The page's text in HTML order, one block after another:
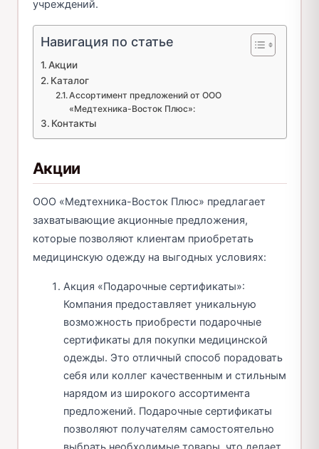
учреждений.
Навигация по статье
Акции
Каталог
Ассортимент предложений от ООО
«Медтехника-Восток Плюс»:
Контакты
Акции
ООО «Медтехника-Восток Плюс» предлагает
захватывающие акционные предложения,
которые позволяют клиентам приобретать
медицинскую одежду на выгодных условиях:
Акция «Подарочные сертификаты»:
Компания предоставляет уникальную
возможность приобрести подарочные
сертификаты для покупки медицинской
одежды. Это отличный способ порадовать
себя или коллег качественным и стильным
нарядом из широкого ассортимента
предложений. Подарочные сертификаты
позволяют получателям самостоятельно